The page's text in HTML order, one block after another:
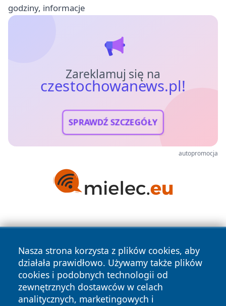
godziny, informacje
Zareklamuj się na
czestochowanews.pl!
SPRAWDŹ SZCZEGÓŁY
autopromocja
Nasza strona korzysta z plików cookies, aby
działała prawidłowo. Używamy także plików
cookies i podobnych technologii od
zewnętrznych dostawców w celach
analitycznych, marketingowych i
Copyright © 2026 czestochowanews.pl Wszystkie prawa
zastrzeżone.